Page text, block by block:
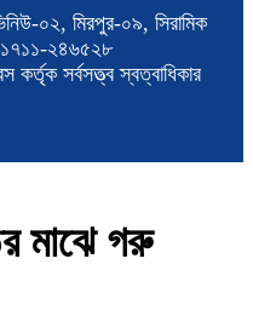
০২, মিরপুর-০৯, সিরামিক
২৪৬৫২৮
সর্বসত্ত্ব স্বত্বাধিকার
মাঝে গরু